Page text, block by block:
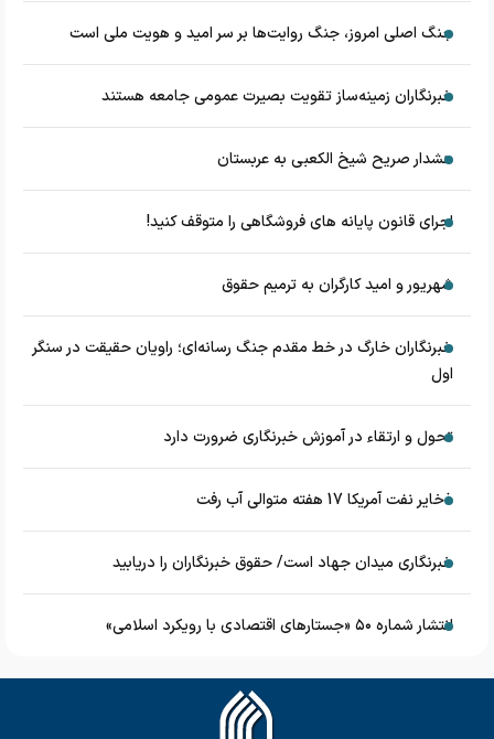
جنگ اصلی امروز، جنگ روایت‌ها بر سر امید و هویت ملی است
خبرنگاران زمینه‌ساز تقویت بصیرت عمومی جامعه هستند
هشدار صریح شیخ الکعبی به عربستان
اجرای قانون پایانه های فروشگاهی را متوقف کنید!
شهریور و امید کارگران به ترمیم حقوق
خبرنگاران خارگ در خط مقدم جنگ رسانه‌ای؛ راویان حقیقت در سنگر
اول
تحول و ارتقاء در آموزش خبرنگاری ضرورت دارد
ذخایر نفت آمریکا 17 هفته متوالی آب رفت
خبرنگاری میدان جهاد است/ حقوق خبرنگاران را دریابید
انتشار شماره ۵۰ «جستارهای اقتصادی با رویکرد اسلامی»